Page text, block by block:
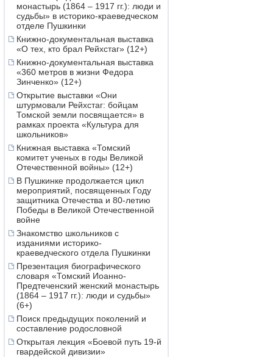
монастырь (1864 – 1917 гг.): люди и
судьбы» в историко-краеведческом
отделе Пушкинки
Книжно-документальная выставка
«О тех, кто брал Рейхстаг» (12+)
Книжно-документальная выставка
«360 метров в жизни Федора
Зинченко» (12+)
Открытие выставки «Они
штурмовали Рейхстаг: бойцам
Томской земли посвящается» в
рамках проекта «Культура для
школьников»
Книжная выставка «Томский
комитет ученых в годы Великой
Отечественной войны» (12+)
В Пушкинке продолжается цикл
мероприятий, посвященных Году
защитника Отечества и 80-летию
Победы в Великой Отечественной
войне
Знакомство школьников с
изданиями историко-
краеведческого отдела Пушкинки
Презентация биографического
словаря «Томский Иоанно-
Предтеченский женский монастырь
(1864 – 1917 гг.): люди и судьбы»
(6+)
Поиск предыдущих поколений и
составление родословной
Открытая лекция «Боевой путь 19-й
гвардейской дивизии»